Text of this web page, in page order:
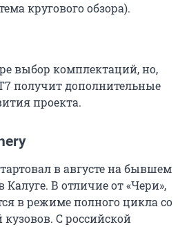
кругового обзора).
выбор комплектаций, но,
получит дополнительные
проекта.
в августе на бывшем
Калуге. В отличие от «Чери»,
в режиме полного цикла со
С российской